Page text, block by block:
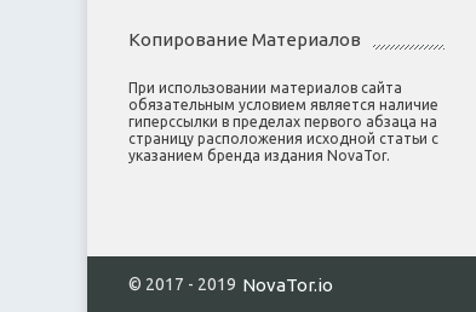
Копирование Материалов
При использовании материалов сайта
обязательным условием является наличие
гиперссылки в пределах первого абзаца на
страницу расположения исходной статьи с
указанием бренда издания NovaTor.
© 2017 - 2019 NovaTor.io